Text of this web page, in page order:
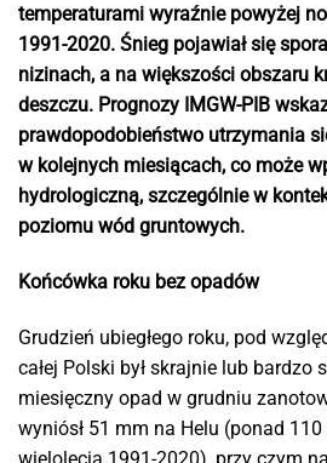
temperaturami wyraźnie powyżej
1991-2020. Śnieg pojawiał się
nizinach, a na większości obszaru
deszczu. Prognozy IMGW-PIB
prawdopodobieństwo utrzymania
w kolejnych miesiącach, co może
hydrologiczną, szczególnie w
poziomu wód gruntowych.
Końcówka roku bez opadów
Grudzień ubiegłego roku, pod
całej Polski był skrajnie lub bardzo
miesięczny opad w grudniu
wyniósł 51 mm na Helu (ponad
wielolecia 1991-2020), przy czym